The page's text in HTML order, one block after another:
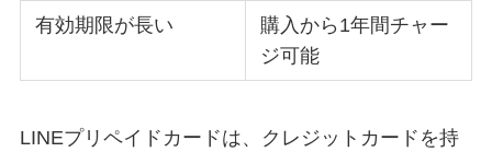
有効期限が長い
購入から1年間チャー
ジ可能
LINEプリペイドカードは、クレジットカードを持